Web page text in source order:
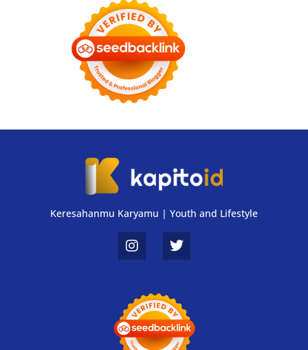
Keresahanmu Karyamu | Youth and Lifestyle